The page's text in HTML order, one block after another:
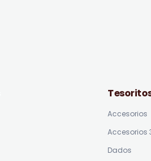
Accesorios
Accesorios
Dados